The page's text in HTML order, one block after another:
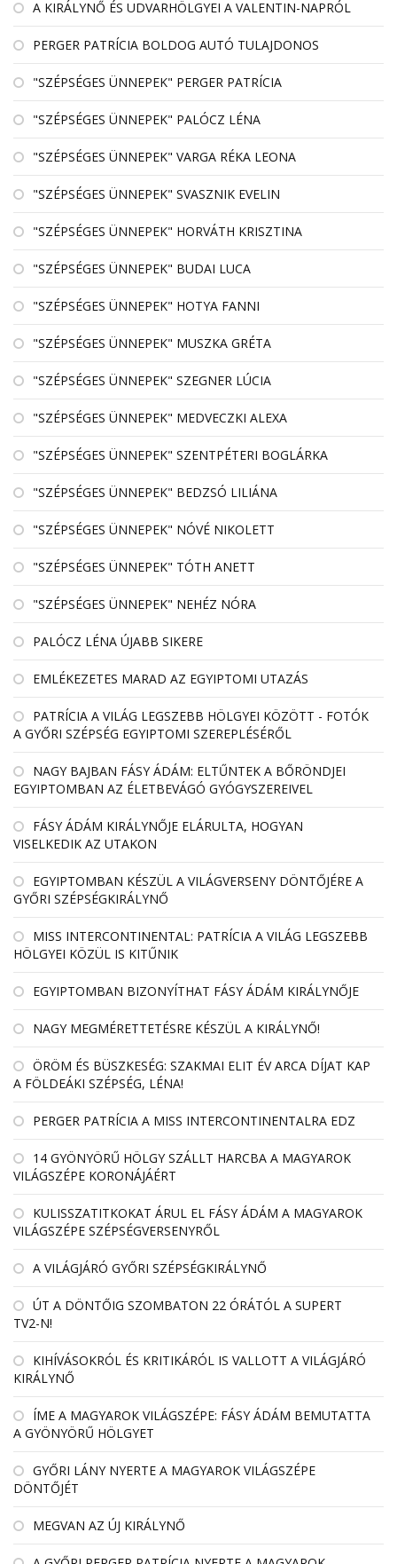
A KIRÁLYNŐ ÉS UDVARHÖLGYEI A VALENTIN-NAPRÓL
PERGER PATRÍCIA BOLDOG AUTÓ TULAJDONOS
"SZÉPSÉGES ÜNNEPEK" PERGER PATRÍCIA
"SZÉPSÉGES ÜNNEPEK" PALÓCZ LÉNA
"SZÉPSÉGES ÜNNEPEK" VARGA RÉKA LEONA
"SZÉPSÉGES ÜNNEPEK" SVASZNIK EVELIN
"SZÉPSÉGES ÜNNEPEK" HORVÁTH KRISZTINA
"SZÉPSÉGES ÜNNEPEK" BUDAI LUCA
"SZÉPSÉGES ÜNNEPEK" HOTYA FANNI
"SZÉPSÉGES ÜNNEPEK" MUSZKA GRÉTA
"SZÉPSÉGES ÜNNEPEK" SZEGNER LÚCIA
"SZÉPSÉGES ÜNNEPEK" MEDVECZKI ALEXA
"SZÉPSÉGES ÜNNEPEK" SZENTPÉTERI BOGLÁRKA
"SZÉPSÉGES ÜNNEPEK" BEDZSÓ LILIÁNA
"SZÉPSÉGES ÜNNEPEK" NÓVÉ NIKOLETT
"SZÉPSÉGES ÜNNEPEK" TÓTH ANETT
"SZÉPSÉGES ÜNNEPEK" NEHÉZ NÓRA
PALÓCZ LÉNA ÚJABB SIKERE
EMLÉKEZETES MARAD AZ EGYIPTOMI UTAZÁS
PATRÍCIA A VILÁG LEGSZEBB HÖLGYEI KÖZÖTT - FOTÓK
A GYŐRI SZÉPSÉG EGYIPTOMI SZEREPLÉSÉRŐL
NAGY BAJBAN FÁSY ÁDÁM: ELTŰNTEK A BŐRÖNDJEI
EGYIPTOMBAN AZ ÉLETBEVÁGÓ GYÓGYSZEREIVEL
FÁSY ÁDÁM KIRÁLYNŐJE ELÁRULTA, HOGYAN
VISELKEDIK AZ UTAKON
EGYIPTOMBAN KÉSZÜL A VILÁGVERSENY DÖNTŐJÉRE A
GYŐRI SZÉPSÉGKIRÁLYNŐ
MISS INTERCONTINENTAL: PATRÍCIA A VILÁG LEGSZEBB
HÖLGYEI KÖZÜL IS KITŰNIK
EGYIPTOMBAN BIZONYÍTHAT FÁSY ÁDÁM KIRÁLYNŐJE
NAGY MEGMÉRETTETÉSRE KÉSZÜL A KIRÁLYNŐ!
ÖRÖM ÉS BÜSZKESÉG: SZAKMAI ELIT ÉV ARCA DÍJAT KAP
A FÖLDEÁKI SZÉPSÉG, LÉNA!
PERGER PATRÍCIA A MISS INTERCONTINENTALRA EDZ
14 GYÖNYÖRŰ HÖLGY SZÁLLT HARCBA A MAGYAROK
VILÁGSZÉPE KORONÁJÁÉRT
KULISSZATITKOKAT ÁRUL EL FÁSY ÁDÁM A MAGYAROK
VILÁGSZÉPE SZÉPSÉGVERSENYRŐL
A VILÁGJÁRÓ GYŐRI SZÉPSÉGKIRÁLYNŐ
ÚT A DÖNTŐIG SZOMBATON 22 ÓRÁTÓL A SUPERT
TV2-N!
KIHÍVÁSOKRÓL ÉS KRITIKÁRÓL IS VALLOTT A VILÁGJÁRÓ
KIRÁLYNŐ
ÍME A MAGYAROK VILÁGSZÉPE: FÁSY ÁDÁM BEMUTATTA
A GYÖNYÖRŰ HÖLGYET
GYŐRI LÁNY NYERTE A MAGYAROK VILÁGSZÉPE
DÖNTŐJÉT
MEGVAN AZ ÚJ KIRÁLYNŐ